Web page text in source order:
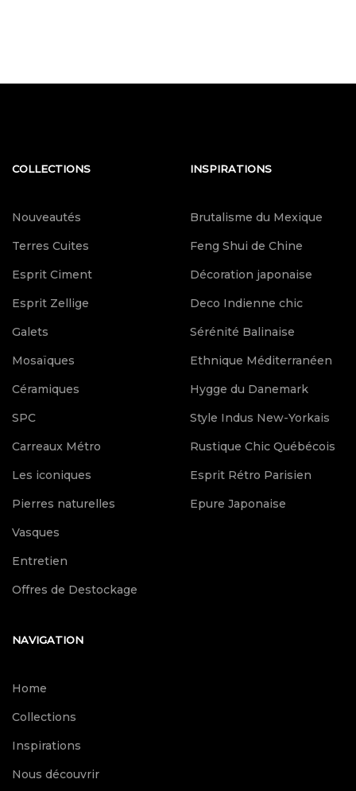
COLLECTIONS
Nouveautés
Terres Cuites
Esprit Ciment
Esprit Zellige
Galets
Mosaïques
Céramiques
SPC
Carreaux Métro
Les iconiques
Pierres naturelles
Vasques
Entretien
Offres de Destockage
INSPIRATIONS
Brutalisme du Mexique
Feng Shui de Chine
Décoration japonaise
Deco Indienne chic
Sérénité Balinaise
Ethnique Méditerranéen
Hygge du Danemark
Style Indus New-Yorkais
Rustique Chic Québécois
Esprit Rétro Parisien
Epure Japonaise
NAVIGATION
Home
Collections
Inspirations
Nous découvrir